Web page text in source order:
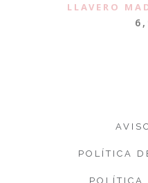
LLAVERO
POLÍTICA
POLÍTICA